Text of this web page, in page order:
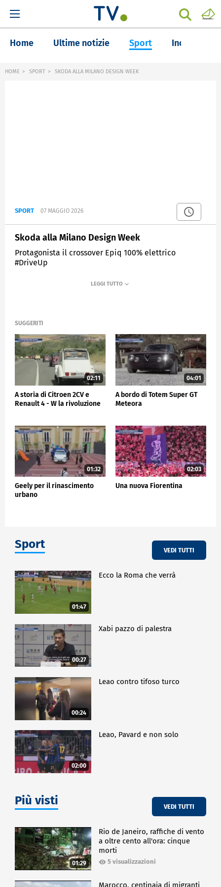
Home Ultime notizie Sport Inchieste
HOME SPORT SKODA ALLA MILANO DESIGN WEEK
SPORT 07 MAGGIO 2026
Skoda alla Milano Design Week
Protagonista il crossover Epiq 100% elettrico
#DriveUp
SPORTMEDIASET
SUGGERITI
02:11
A storia di Citroen 2CV e
Renault 4 - W la rivoluzione
04:01
A bordo di Totem Super GT
Meteora
01:32
Geely per il rinascimento
urbano
02:03
Una nuova Fiorentina
Sport VEDI TUTTI
01:47
Ecco la Roma che verrà
00:27
Xabi pazzo di palestra
00:24
Leao contro tifoso turco
02:00
Leao, Pavard e non solo
Più visti VEDI TUTTI
01:29
Rio de Janeiro, raffiche di vento
a oltre cento all'ora: cinque
morti
5 visualizzazioni
Marocco, centinaia di migranti